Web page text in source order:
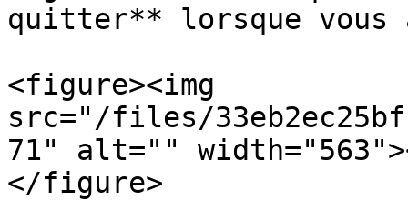
quitter** lorsque vous
<figure><img
src="/files/
71" alt=""
</figure>